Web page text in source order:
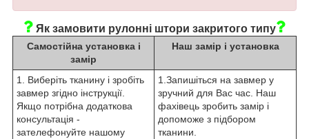
Як замовити рулонні штори закритого типу
Самостійна установка і
замір
Наш замір і установка
1. Виберіть тканину і зробіть
завмер згідно інструкції.
Якщо потрібна додаткова
консультація -
зателефонуйте нашому
1.Запишіться на завмер у
зручний для Вас час. Наш
фахівець зробить замір і
допоможе з підбором
тканини.